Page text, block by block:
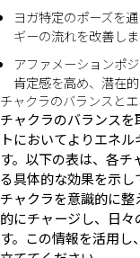
ヨガ特定のポーズを
ギーの流れを改善しま
アファメーションポ
肯定感を高め、潜在
チャクラのバランスと
チャクラのバランス
トにおいてよりエネ
す。以下の表は、各
る具体的な効果を示し
チャクラを意識的に
的にチャージし、日
す。この情報を活用